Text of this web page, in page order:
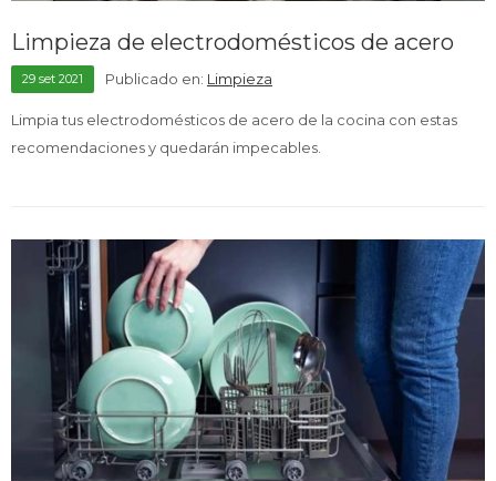
Limpieza de electrodomésticos de acero
29 set 2021 Publicado en: Limpieza
Limpia tus electrodomésticos de acero de la cocina con estas
recomendaciones y quedarán impecables.
Celulares
Mis pedidos
Atención Personalizada